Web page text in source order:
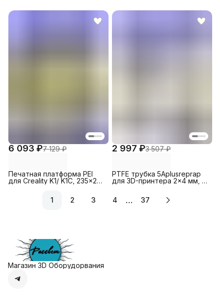
6 093 ₽7 129 ₽
Печатная платформа PEI
для Creality K1/ K1C, 235x235
2 997 ₽3 507 ₽
PTFE трубка 5Aplusreprap
для 3D-принтера 2x4 мм, 3
1
2 3 4 … 37
Магазин 3D Оборудорвания